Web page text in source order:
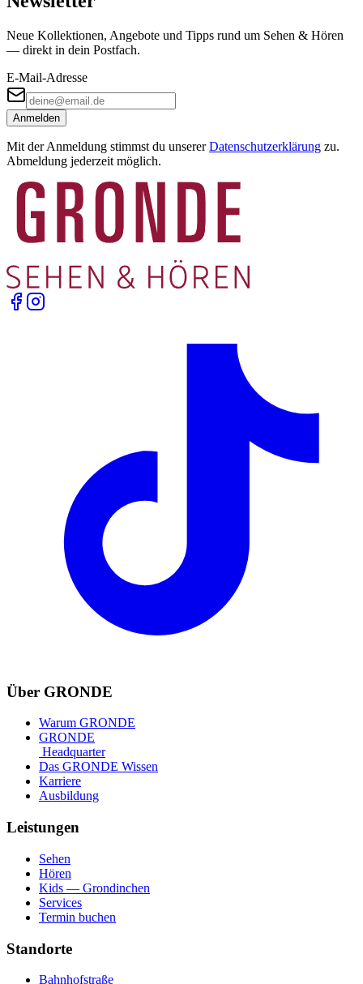
Neue Kollektionen, Angebote und Tipps rund um Sehen & Hören
— direkt in dein Postfach.
E-Mail-Adresse
Anmelden
Mit der Anmeldung stimmst du unserer Datenschutzerklärung zu.
Abmeldung jederzeit möglich.
Über GRONDE
Warum GRONDE
GRONDE
Headquarter
Das GRONDE Wissen
Karriere
Ausbildung
Leistungen
Sehen
Hören
Kids — Grondinchen
Services
Termin buchen
Standorte
Bahnhofstraße